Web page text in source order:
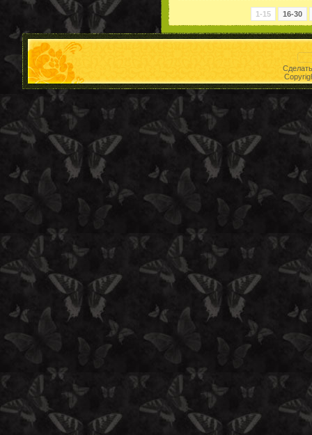
1-15 16-30